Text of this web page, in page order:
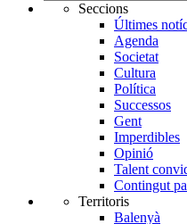
Seccions
Últimes
Agenda
Societat
Cultura
Política
Successos
Gent
Imperdibles
Opinió
Talent
Contingut
Territoris
Balenyà